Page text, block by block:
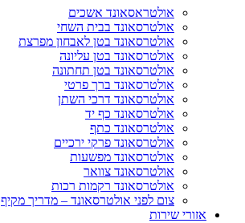
אולטראסאונד אשכים
אולטרסאונד בבית השחי
אולטרסאונד בטן לאבחון מפרצת
אולטרסאונד בטן עליונה
אולטרסאונד בטן תחתונה
אולטרסאונד ברך פרטי
אולטרסאונד דרכי השתן
אולטרסאונד כף יד
אולטרסאונד כתף
אולטרסאונד פרקי ירכיים
אולטרסאונד מפשעות
אולטרסאונד צוואר
אולטרסאונד רקמות רכות
צום לפני אולטרסאונד – מדריך מקיף
אזורי שירות